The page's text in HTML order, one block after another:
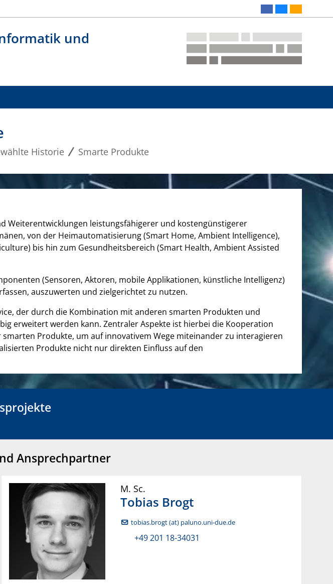
und
Historie Smarte Produkte
Weiterentwicklungen leistungsfähigerer und kostengünstigerer
von der Heimautomatisierung (Smart Home, Ambient Intelligence),
bis hin zum Gesundheitsbereich (Smart Health, Ambient Assisted
(Sensoren, Aktoren, mobile Applikationen, künstliche Intelligenz)
auszuwerten und zielgerichtet zu nutzen.
der durch die Kombination mit anderen smarten Produkten und
erweitert werden kann. Zentraler Aspekte ist hierbei die Kooperation
Produkte, um auf innovativem Wege miteinander zu interagieren
Produkte nicht nur direkten Einfluss auf den
Ansprechpartner
M. Sc.
Tobias Brogt
tobias.brogt (at) paluno.uni-due.de
+49 201 18-34031